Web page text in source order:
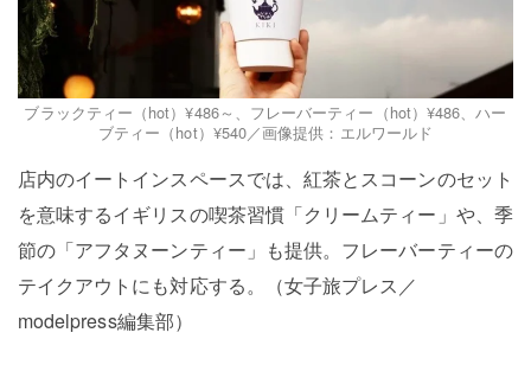
ブラックティー（hot）¥486～、フレーバーティー（hot）¥486、ハー
ブティー（hot）¥540／画像提供：エルワールド
店内のイートインスペースでは、紅茶とスコーンのセット
を意味するイギリスの喫茶習慣「クリームティー」や、季
節の「アフタヌーンティー」も提供。フレーバーティーの
テイクアウトにも対応する。（女子旅プレス／
modelpress編集部）